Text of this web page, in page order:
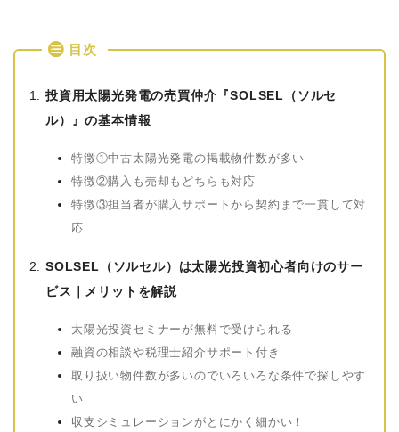
目次
投資用太陽光発電の売買仲介『SOLSEL（ソルセ
ル）』の基本情報
特徴①中古太陽光発電の掲載物件数が多い
特徴②購入も売却もどちらも対応
特徴③担当者が購入サポートから契約まで一貫して対
応
SOLSEL（ソルセル）は太陽光投資初心者向けのサー
ビス｜メリットを解説
太陽光投資セミナーが無料で受けられる
融資の相談や税理士紹介サポート付き
取り扱い物件数が多いのでいろいろな条件で探しやす
い
収支シミュレーションがとにかく細かい！